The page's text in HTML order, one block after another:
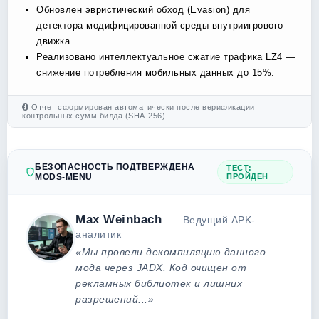
Обновлен эвристический обход (Evasion) для
детектора модифицированной среды внутриигрового
движка.
Реализовано интеллектуальное сжатие трафика LZ4 —
снижение потребления мобильных данных до 15%.
Отчет сформирован автоматически после верификации
контрольных сумм билда (SHA-256).
БЕЗОПАСНОСТЬ ПОДТВЕРЖДЕНА
MODS-MENU
ТЕСТ:
ПРОЙДЕН
Max Weinbach
— Ведущий APK-
аналитик
«Мы провели декомпиляцию данного
мода через JADX. Код очищен от
рекламных библиотек и лишних
разрешений...»